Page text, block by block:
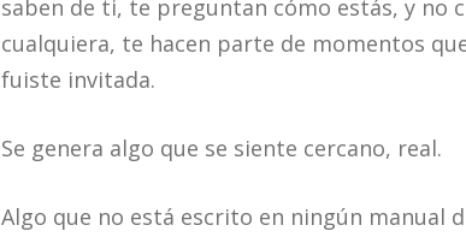
saben de ti, te preguntan cómo estás, y no
cualquiera, te hacen parte de momentos
fuiste invitada.
Se genera algo que se siente cercano, real.
Algo que no está escrito en ningún manual